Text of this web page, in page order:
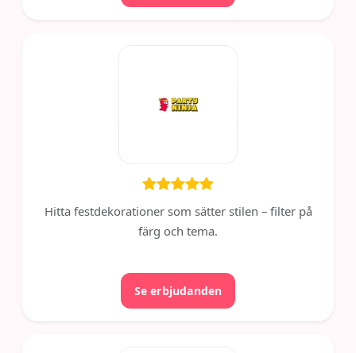
Hitta festdekorationer som sätter stilen – filter på
färg och tema.
Se erbjudanden